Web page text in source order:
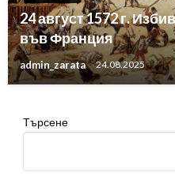
24 август 1572 г.
във Франция
admin_zarata 24.08.2025
Търсене